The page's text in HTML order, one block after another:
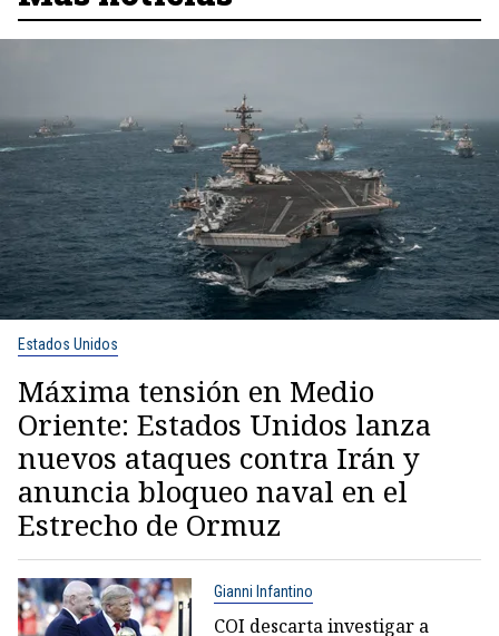
Estados Unidos
Máxima tensión en Medio
Oriente: Estados Unidos lanza
nuevos ataques contra Irán y
anuncia bloqueo naval en el
Estrecho de Ormuz
Gianni Infantino
COI descarta investigar a